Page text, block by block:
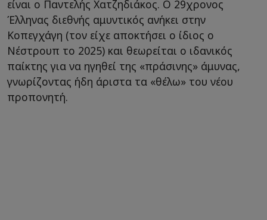
είναι ο Παντελής Χατζηδιάκος. Ο 29χρονος
Έλληνας διεθνής αμυντικός ανήκει στην
Κοπεγχάγη (τον είχε αποκτήσει ο ίδιος ο
Νέστρουπ το 2025) και θεωρείται ο ιδανικός
παίκτης για να ηγηθεί της «πράσινης» άμυνας,
γνωρίζοντας ήδη άριστα τα «θέλω» του νέου
προπονητή.